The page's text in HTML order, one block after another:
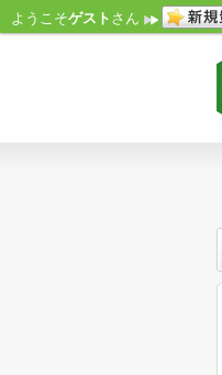
ようこそゲスト さん